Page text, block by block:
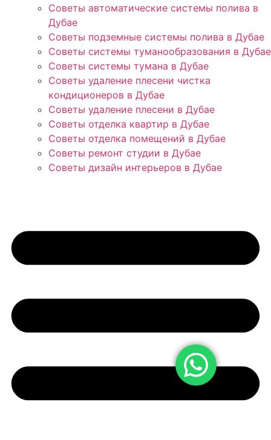
Советы автоматические системы полива в
Дубае
Советы подземные системы полива в Дубае
Советы системы туманообразования в Дубае
Советы системы тумана в Дубае
Советы удаление плесени чистка
кондиционеров в Дубае
Советы удаление плесени в Дубае
Советы отделка квартир в Дубае
Советы отделка помещений в Дубае
Советы ремонт студии в Дубае
Советы дизайн интерьеров в Дубае